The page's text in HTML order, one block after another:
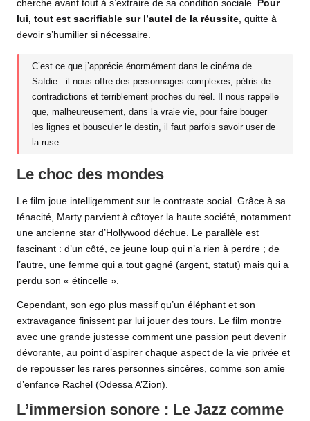
cherche avant tout à s’extraire de sa condition sociale. Pour
lui, tout est sacrifiable sur l’autel de la réussite, quitte à
devoir s’humilier si nécessaire.
C’est ce que j’apprécie énormément dans le cinéma de
Safdie : il nous offre des personnages complexes, pétris de
contradictions et terriblement proches du réel. Il nous rappelle
que, malheureusement, dans la vraie vie, pour faire bouger
les lignes et bousculer le destin, il faut parfois savoir user de
la ruse.
Le choc des mondes
Le film joue intelligemment sur le contraste social. Grâce à sa
ténacité, Marty parvient à côtoyer la haute société, notamment
une ancienne star d’Hollywood déchue. Le parallèle est
fascinant : d’un côté, ce jeune loup qui n’a rien à perdre ; de
l’autre, une femme qui a tout gagné (argent, statut) mais qui a
perdu son « étincelle ».
Cependant, son ego plus massif qu’un éléphant et son
extravagance finissent par lui jouer des tours. Le film montre
avec une grande justesse comment une passion peut devenir
dévorante, au point d’aspirer chaque aspect de la vie privée et
de repousser les rares personnes sincères, comme son amie
d’enfance Rachel (Odessa A’Zion).
L’immersion sonore : Le Jazz comme